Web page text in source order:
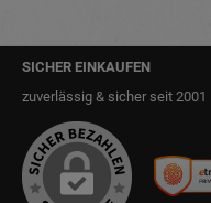
SICHER EINKAUFEN
zuverlässig & sicher seit 2001